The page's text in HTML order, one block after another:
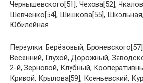
Чернышевского[51], Чехова[52],
Шевченко[54], Шишкова[55],
Юбилейная.
Переулки: Берёзовый,
Весенний, Глухой, Дорожный,
2-й, Зерновой, Клубный,
Кривой, Крылова[59], Ксеньевский,